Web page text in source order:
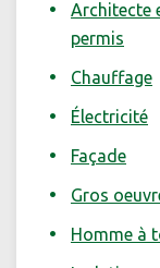
Architecte
permis
Chauffage
Électricité
Façade
Gros
Homme à